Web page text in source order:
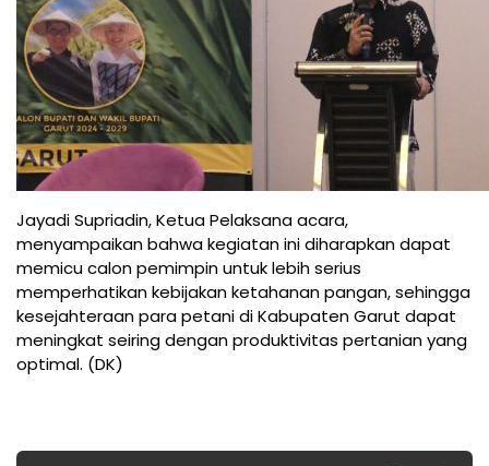
Jayadi Supriadin, Ketua Pelaksana acara,
menyampaikan bahwa kegiatan ini diharapkan dapat
memicu calon pemimpin untuk lebih serius
memperhatikan kebijakan ketahanan pangan, sehingga
kesejahteraan para petani di Kabupaten Garut dapat
meningkat seiring dengan produktivitas pertanian yang
optimal. (DK)